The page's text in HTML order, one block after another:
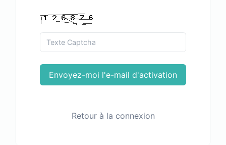
Envoyez-moi l'e-mail d'activation
Retour à la connexion